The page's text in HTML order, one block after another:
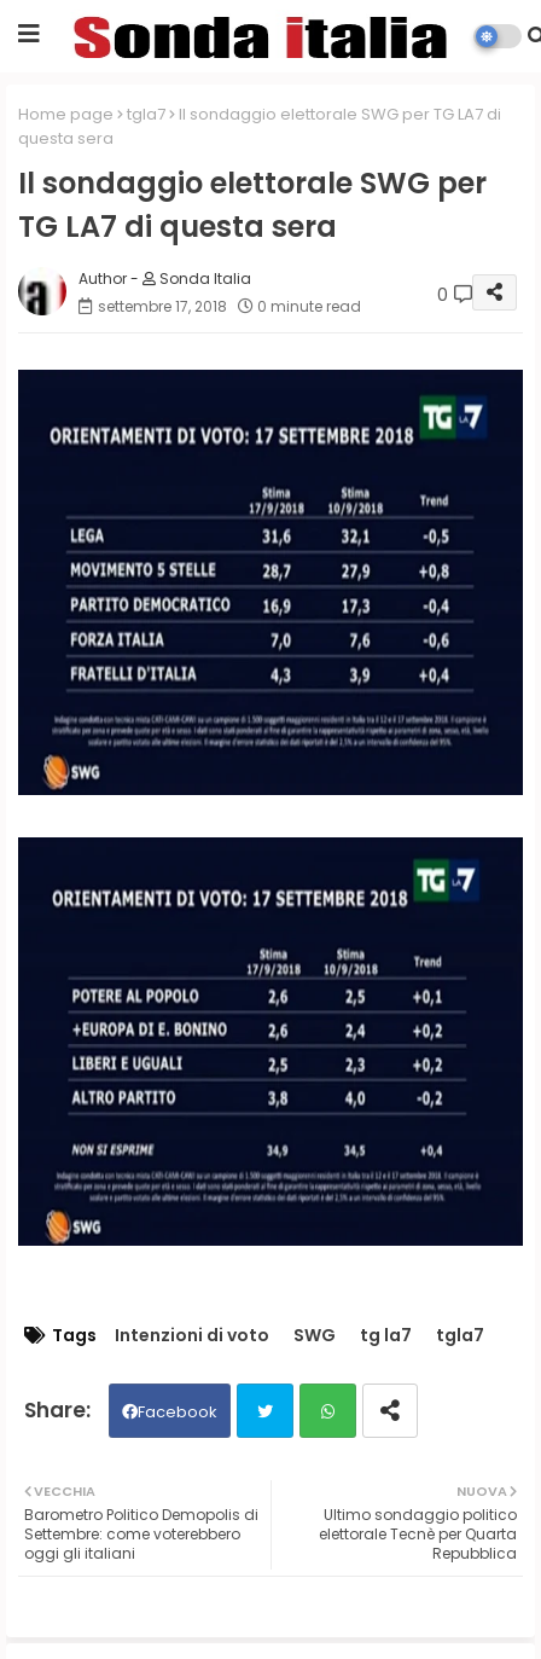
Home page tgla7
Il sondaggio elettorale SWG per TG LA7 di
questa sera
Il sondaggio elettorale SWG per
TG LA7 di questa sera
Sonda Italia
settembre 17, 2018
0 minute read 0
Tags Intenzioni di voto SWG tg la7 tgla7
Facebook
ter ats
NUOVA
Ultimo sondaggio politico
elettorale Tecnè per Quarta
Repubblica
VECCHIA
Barometro Politico Demopolis di
Settembre: come voterebbero
oggi gli italiani